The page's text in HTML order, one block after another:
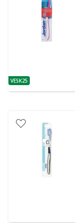
patarimas
VESK25